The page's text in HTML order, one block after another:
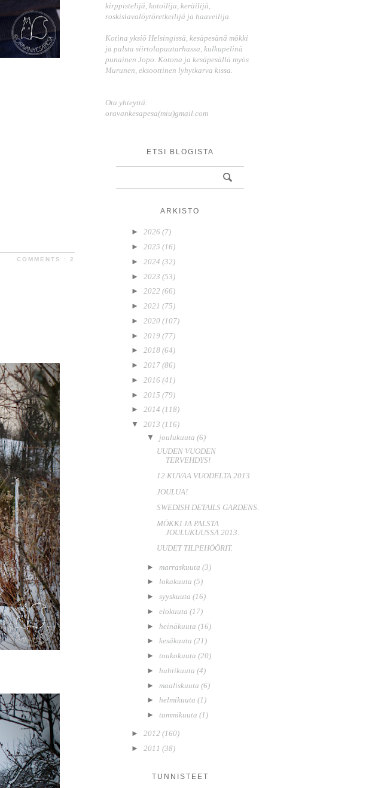
COMMENTS : 2
kirppistelijä, kotoilija, keräilijä,
roskislavalöytöretkeilijä ja haaveilija.
Kotina yksiö Helsingissä, kesäpesänä mökki
ja palsta siirtolapuutarhassa, kulkupelinä
punainen Jopo. Kotona ja kesäpesällä myös
Murunen, eksoottinen lyhytkarva kissa.
Ota yhteyttä:
oravankesapesa(miu)gmail.com
ETSI BLOGISTA
ARKISTO
►2026(7)
►2025(16)
► 2024(32)
► 2023(53)
►2022(66)
►2021(75)
► 2020(107)
► 2019(77)
►2018(64)
►2017(86)
► 2016(41)
► 2015(79)
►2014(118)
▼
2013(116)
▼
joulukuuta (6)
UUDEN VUODEN
TERVEHDYS!
12 KUVAA VUODELTA 2013.
JOULUA!
SWEDISH DETAILS GARDENS.
MÖKKI JA PALSTA
JOULUKUUSSA 2013.
UUDET TILPEHÖÖRIT.
► marraskuuta (3)
► lokakuuta (5)
► syyskuuta (16)
► elokuuta (17)
► heinäkuuta (16)
► kesäkuuta (21)
► toukokuuta (20)
► huhtikuuta (4)
► maaliskuuta (6)
► helmikuuta (1)
► tammikuuta (1)
►2012(160)
►2011(38)
TUNNISTEET